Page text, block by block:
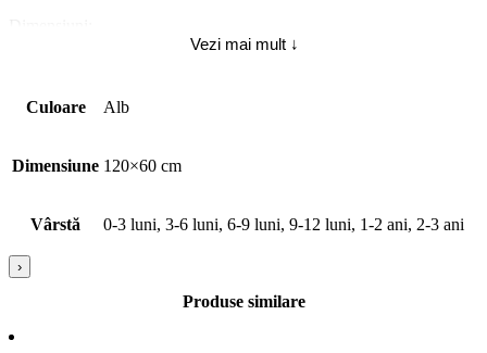
Dimensiune interioara: 120 x 60 cm.
Inaltime nivel intermediar (masurat de la sol): 33,6 cm.
Dimensiune saltea necesara: 120 x 60 cm.
Vezi mai mult ↓
Culoare Alb
Dimensiune 120×60 cm
Vârstă 0-3 luni, 3-6 luni, 6-9 luni, 9-12 luni, 1-2 ani, 2-3 ani
›
Produse similare